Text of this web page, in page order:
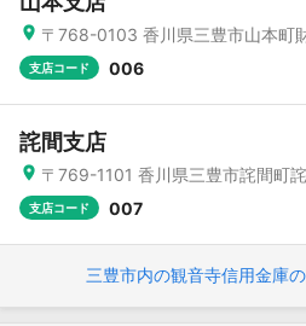
〒768-0103 香川県三豊市山本町
支店コード 006
詫間支店
〒769-1101 香川県三豊市詫間町
支店コード 007
三豊市内の観音寺信用金庫